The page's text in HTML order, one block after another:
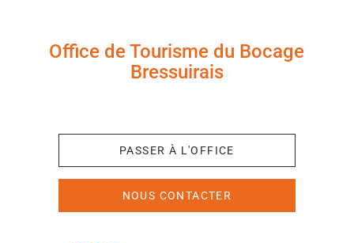
Office de Tourisme du Bocage
Bressuirais
PASSER À L'OFFICE
NOUS CONTACTER